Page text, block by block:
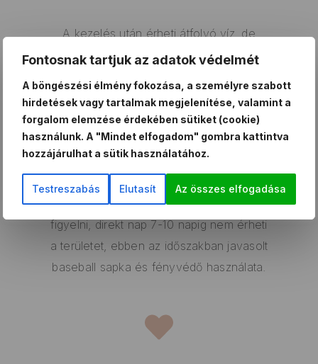
A kezelés után érheti átfolyó víz, de
TILOS áztatni, kádban fürdeni, gőzölni,
Ödémásodás esetén óvatosan jegelhető
a terület.
4 nap múlva lehet sportolni/ edzeni.
A fényvédelemre nagyon oda kell
figyelni, direkt nap 7-10 napig nem érheti
a területet, ebben az időszakban javasolt
baseball sapka és fényvédő használata.
Fontosnak tartjuk az adatok védelmét
A böngészési élmény fokozása, a személyre szabott
hirdetések vagy tartalmak megjelenítése, valamint a
forgalom elemzése érdekében sütiket (cookie)
használunk. A "Mindet elfogadom" gombra kattintva
hozzájárulhat a sütik használatához.
Testreszabás Elutasít Az összes elfogadása